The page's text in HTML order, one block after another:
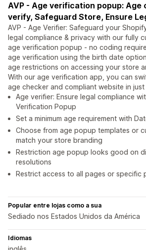
AVP - Age verification popup: Age
verify, Safeguard Store, Ensure
AVP - Age Verifier: Safeguard your
legal compliance & privacy with our fully
age verification popup - no coding
age verification using the birth date
age restrictions on accessing your store
With our age verification app, you can
age checker and compliant website in
Age verifier: Ensure legal compliance
Verification Popup
Set a minimum age requirement with
Choose from age popup templates or
match your store branding
Restriction age popup looks good on
resolutions
Restrict access to all pages or specific
Popular entre lojas como a sua
Sediado nos Estados Unidos da América
Idiomas